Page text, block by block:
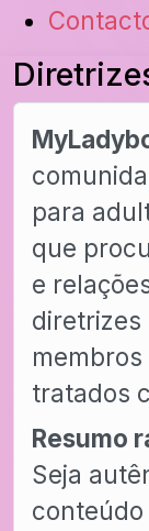
para
que
e
diretrizes
tratados
Resumo
Seja
conteúdo